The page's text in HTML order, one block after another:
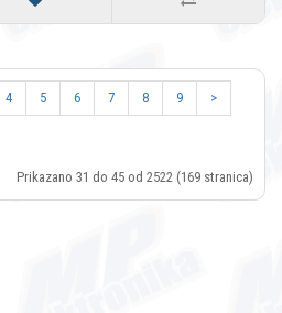
4 5 6 7 8 9 >
Prikazano 31 do 45 od 2522 (169 stranica)